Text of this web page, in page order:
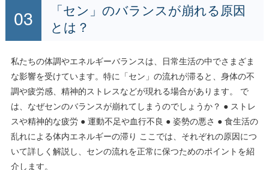
「セン」のバランスが崩れる原因
とは？
私たちの体調やエネルギーバランスは、日常生活の中でさまざま
な影響を受けています。特に「セン」の流れが滞ると、身体の不
調や疲労感、精神的ストレスなどが現れる場合があります。 で
は、なぜセンのバランスが崩れてしまうのでしょうか？ ● ストレ
スや精神的な疲労 ● 運動不足や血行不良 ● 姿勢の悪さ ● 食生活の
乱れによる体内エネルギーの滞り ここでは、それぞれの原因につ
いて詳しく解説し、センの流れを正常に保つためのポイントを紹
介します。